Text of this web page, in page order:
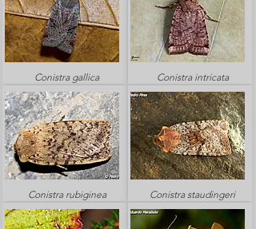
Conistra gallica
Conistra rubiginea
Conistra intricata
Conistra staudingeri